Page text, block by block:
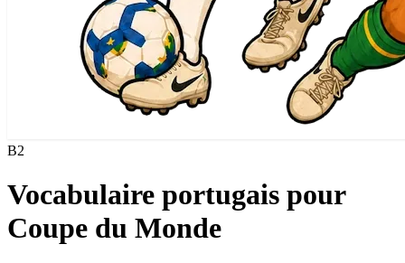
B2
Vocabulaire portugais pour
Coupe du Monde